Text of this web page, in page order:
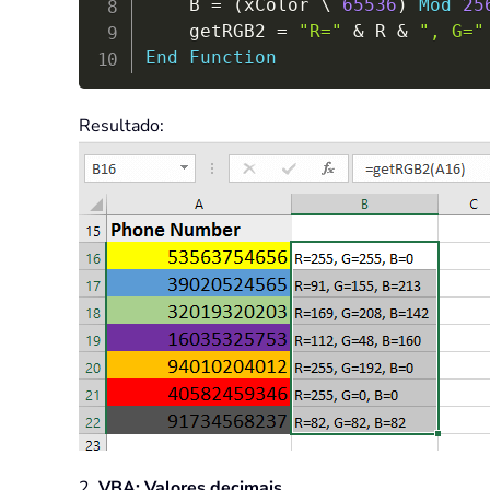
    B
= ( xColor \ 65536 ) Mod
    getRGB2
= "R=" & R & ", G="
End
Function
Resultado: